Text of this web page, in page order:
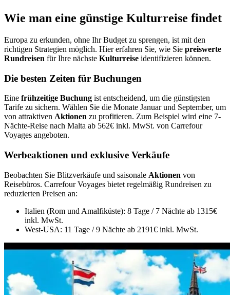
Wie man eine günstige Kulturreise findet
Europa zu erkunden, ohne Ihr Budget zu sprengen, ist mit den
richtigen Strategien möglich. Hier erfahren Sie, wie Sie preiswerte
Rundreisen für Ihre nächste Kulturreise identifizieren können.
Die besten Zeiten für Buchungen
Eine frühzeitige Buchung ist entscheidend, um die günstigsten
Tarife zu sichern. Wählen Sie die Monate Januar und September, um
von attraktiven Aktionen zu profitieren. Zum Beispiel wird eine 7-
Nächte-Reise nach Malta ab 562€ inkl. MwSt. von Carrefour
Voyages angeboten.
Werbeaktionen und exklusive Verkäufe
Beobachten Sie Blitzverkäufe und saisonale Aktionen von
Reisebüros. Carrefour Voyages bietet regelmäßig Rundreisen zu
reduzierten Preisen an:
Italien (Rom und Amalfiküste): 8 Tage / 7 Nächte ab 1315€
inkl. MwSt.
West-USA: 11 Tage / 9 Nächte ab 2191€ inkl. MwSt.